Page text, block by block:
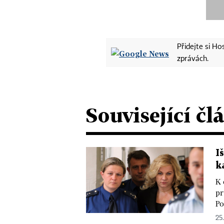
Přidejte si
zprávách.
Související
K